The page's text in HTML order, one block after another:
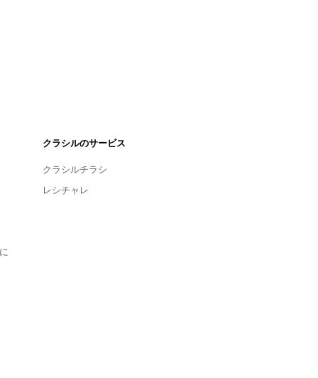
クラシルのサービス
クラシルチラシ
レシチャレ